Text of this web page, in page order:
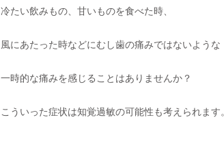
冷たい飲みもの、甘いものを食べた時、
風にあたった時などにむし歯の痛みではないような
一時的な痛みを感じることはありませんか？
こういった症状は知覚過敏の可能性も考えられます。